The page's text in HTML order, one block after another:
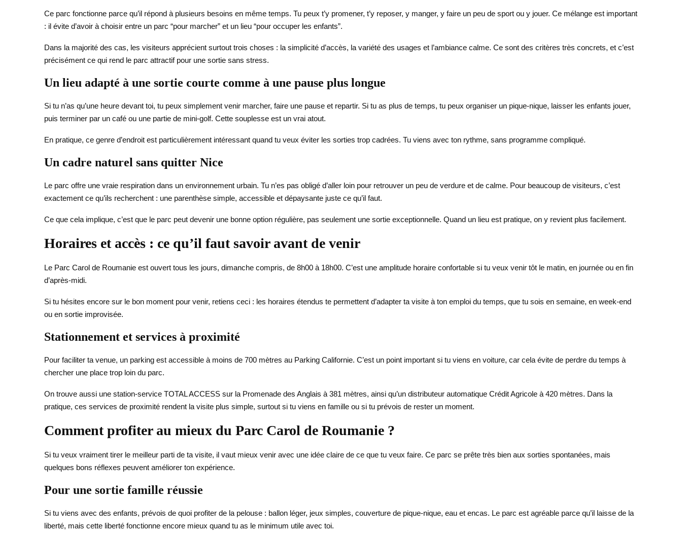
Ce parc fonctionne parce qu’il répond à plusieurs besoins en même temps. Tu peux t’y promener, t’y reposer, y manger, y faire un peu de sport ou y jouer. Ce mélange est important
: il évite d’avoir à choisir entre un parc “pour marcher” et un lieu “pour occuper les enfants”.
Dans la majorité des cas, les visiteurs apprécient surtout trois choses : la simplicité d’accès, la variété des usages et l’ambiance calme. Ce sont des critères très concrets, et c’est
précisément ce qui rend le parc attractif pour une sortie sans stress.
Un lieu adapté à une sortie courte comme à une pause plus longue
Si tu n’as qu’une heure devant toi, tu peux simplement venir marcher, faire une pause et repartir. Si tu as plus de temps, tu peux organiser un pique-nique, laisser les enfants jouer,
puis terminer par un café ou une partie de mini-golf. Cette souplesse est un vrai atout.
En pratique, ce genre d’endroit est particulièrement intéressant quand tu veux éviter les sorties trop cadrées. Tu viens avec ton rythme, sans programme compliqué.
Un cadre naturel sans quitter Nice
Le parc offre une vraie respiration dans un environnement urbain. Tu n’es pas obligé d’aller loin pour retrouver un peu de verdure et de calme. Pour beaucoup de visiteurs, c’est
exactement ce qu’ils recherchent : une parenthèse simple, accessible et dépaysante juste ce qu’il faut.
Ce que cela implique, c’est que le parc peut devenir une bonne option régulière, pas seulement une sortie exceptionnelle. Quand un lieu est pratique, on y revient plus facilement.
Horaires et accès : ce qu’il faut savoir avant de venir
Le Parc Carol de Roumanie est ouvert tous les jours, dimanche compris, de 8h00 à 18h00. C’est une amplitude horaire confortable si tu veux venir tôt le matin, en journée ou en fin
d’après-midi.
Si tu hésites encore sur le bon moment pour venir, retiens ceci : les horaires étendus te permettent d’adapter ta visite à ton emploi du temps, que tu sois en semaine, en week-end
ou en sortie improvisée.
Stationnement et services à proximité
Pour faciliter ta venue, un parking est accessible à moins de 700 mètres au Parking Californie. C’est un point important si tu viens en voiture, car cela évite de perdre du temps à
chercher une place trop loin du parc.
On trouve aussi une station-service TOTAL ACCESS sur la Promenade des Anglais à 381 mètres, ainsi qu’un distributeur automatique Crédit Agricole à 420 mètres. Dans la
pratique, ces services de proximité rendent la visite plus simple, surtout si tu viens en famille ou si tu prévois de rester un moment.
Comment profiter au mieux du Parc Carol de Roumanie ?
Si tu veux vraiment tirer le meilleur parti de ta visite, il vaut mieux venir avec une idée claire de ce que tu veux faire. Ce parc se prête très bien aux sorties spontanées, mais
quelques bons réflexes peuvent améliorer ton expérience.
Pour une sortie famille réussie
Si tu viens avec des enfants, prévois de quoi profiter de la pelouse : ballon léger, jeux simples, couverture de pique-nique, eau et encas. Le parc est agréable parce qu’il laisse de la
liberté, mais cette liberté fonctionne encore mieux quand tu as le minimum utile avec toi.